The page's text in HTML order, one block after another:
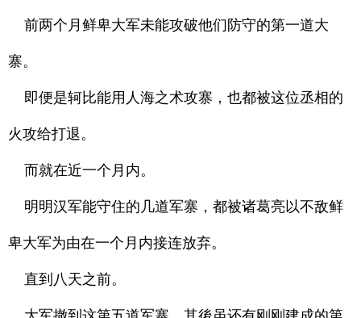
前两个月鲜卑大军未能攻破他们防守的第一道大
寨。
即便是轲比能用人海之术攻寨，也都被这位丞相的
火攻给打退。
而就在近一个月内。
明明汉军能守住的几道军寨，都被诸葛亮以不敌鲜
卑大军为由在一个月内接连放弃。
直到八天之前。